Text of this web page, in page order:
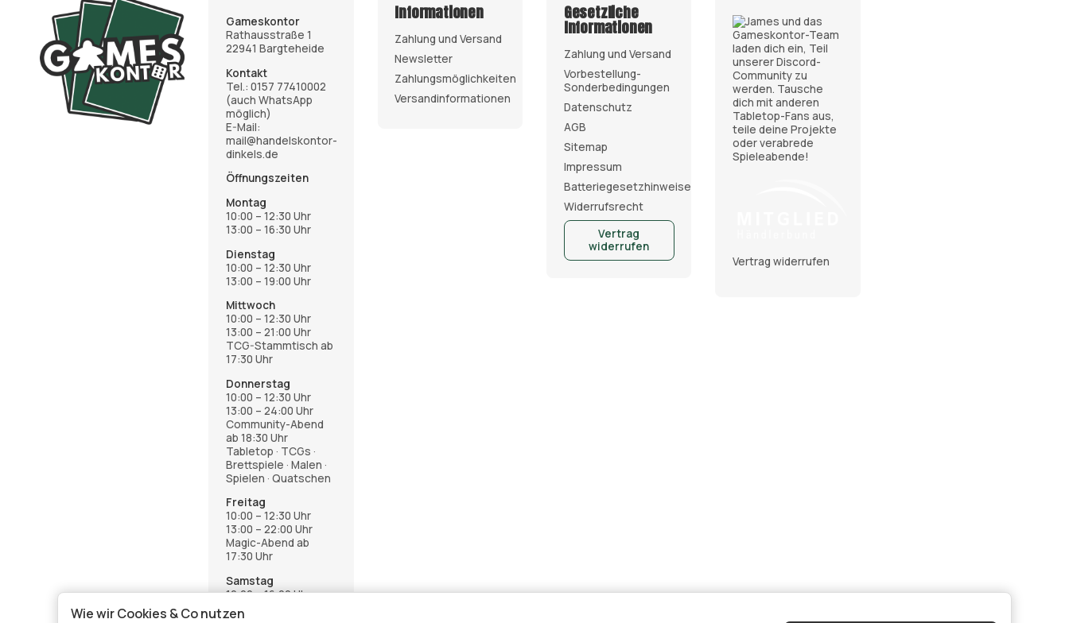
Gameskontor
Rathausstraße 1
22941 Bargteheide
Kontakt
Tel.:0157 77410002
(auch WhatsApp
möglich)
E-Mail:
mail@handelskontor-
dinkels.de
Öffnungszeiten
Montag
10:00 – 12:30 Uhr
13:00 – 16:30 Uhr
Dienstag
10:00 – 12:30 Uhr
13:00 – 19:00 Uhr
Mittwoch
10:00 – 12:30 Uhr
13:00 – 21:00 Uhr
TCG-Stammtisch ab
17:30 Uhr
Donnerstag
10:00 – 12:30 Uhr
13:00 – 24:00 Uhr
Community-Abend
ab 18:30 Uhr
Tabletop · TCGs ·
Brettspiele · Malen ·
Spielen · Quatschen
Freitag
10:00 – 12:30 Uhr
13:00 – 22:00 Uhr
Magic-Abend ab
17:30 Uhr
Samstag
12:00 – 16:00 Uhr
Anmeldung über die
Informationen
Zahlung und Versand
Newsletter
Zahlungsmöglichkeiten
Versandinformationen
Gesetzliche
Informationen
Zahlung und Versand
Vorbestellung-
Sonderbedingungen
Datenschutz
AGB
Sitemap
Impressum
Batteriegesetzhinweise
Widerrufsrecht
Vertrag
widerrufen
Vertrag widerrufen
Wie wir Cookies & Co nutzen